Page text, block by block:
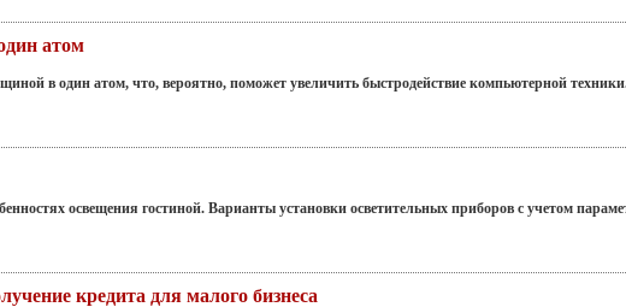
атом
в один атом, что, вероятно, поможет увеличить быстродействие компьютерной
освещения гостиной. Варианты установки осветительных приборов с учетом
кредита для малого бизнеса